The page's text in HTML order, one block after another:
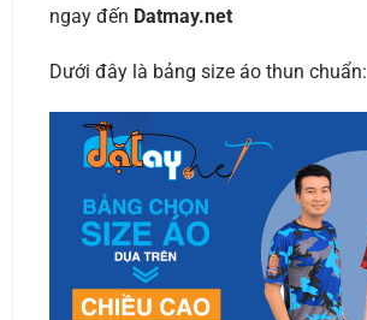
ngay đến Datmay.net
Dưới đây là bảng size áo thun chuẩn: